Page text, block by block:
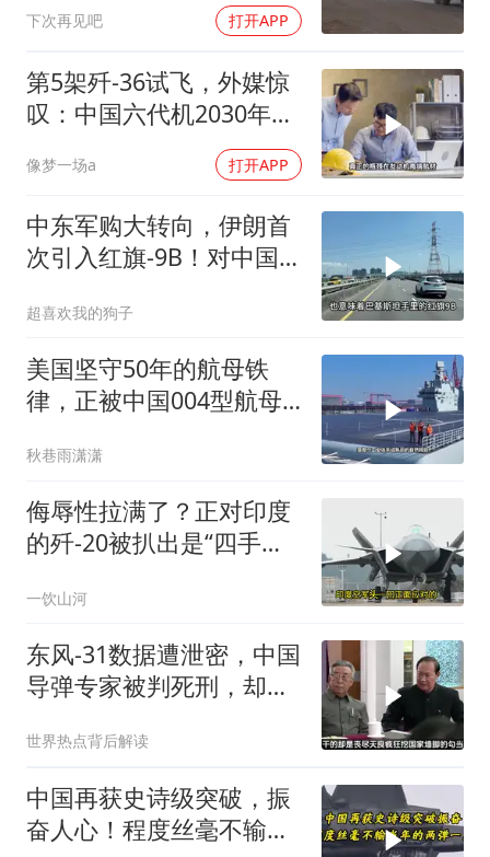
下次再见吧 打开APP
第5架歼-36试飞，外媒惊
叹：中国六代机2030年服
像梦一场a 打开APP
中东军购大转向，伊朗首
次引入红旗-9B！对中国
超喜欢我的狗子
美国坚守50年的航母铁
律，正被中国004型航母
秋巷雨潇潇
侮辱性拉满了？正对印度
的歼-20被扒出是“四手老
一饮山河
东风-31数据遭泄密，中国
导弹专家被判死刑，却遭
世界热点背后解读
中国再获史诗级突破，振
奋人心！程度丝毫不输当